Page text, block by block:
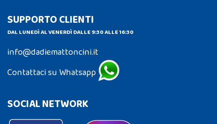
SUPPORTO CLIENTI
DAL LUNEDÌ AL VENERDÌ DALLE 9:30 ALLE 16:30
info@dadiemattoncini.it
Contattaci su Whatsapp
SOCIAL NETWORK